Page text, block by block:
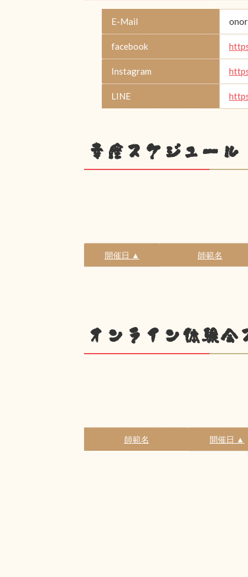
E-Mail
facebook
Instagram
LINE
幸座スケジュール
開催日 ▲ 師範名
オンライン体験会
師範名 開催日 ▲